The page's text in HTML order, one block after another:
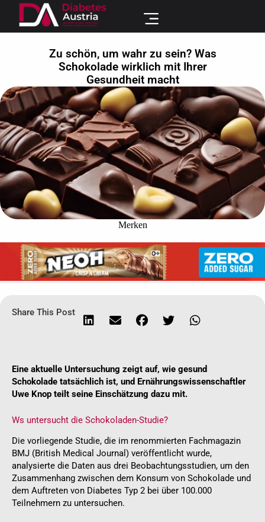
Zu schön, um wahr zu sein? Was
Schokolade wirklich mit Ihrer
Gesundheit macht
Merken
Share This Post
Eine aktuelle Untersuchung zeigt auf, wie gesund
Schokolade tatsächlich ist, und Ernährungswissenschaftler
Uwe Knop teilt seine Einschätzung dazu mit.
Ws untersucht die Schokoladen-Studie?
Die vorliegende Studie, die im renommierten Fachmagazin
BMJ (British Medical Journal) veröffentlicht wurde,
analysierte die Daten aus drei Beobachtungsstudien, um den
Zusammenhang zwischen dem Konsum von Schokolade und
dem Auftreten von Diabetes Typ 2 bei über 100.000
Teilnehmern zu untersuchen.